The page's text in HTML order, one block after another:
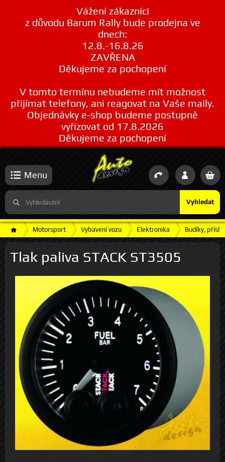
Vážení zákazníci
z důvodu Barum Rally bude prodejna ve
dnech:
12.8.-16.8.26
ZAVŘENA
Děkujeme za pochopení
V tomto termínu nebudeme mít možnost
přijímat telefony, ani reagovat na Vaše maily.
Objednávky e-shop budeme postupně
vyřizovat od 17.8.2026
Děkujeme za pochopení
Vyhledat
Menu
Motorsport Vybavení vozu Elektronika Budíky,
Tlak paliva STACK ST3505